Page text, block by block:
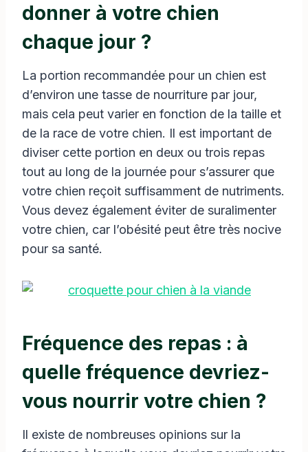
donner à votre chien
chaque jour ?
La portion recommandée pour un chien est
d’environ une tasse de nourriture par jour,
mais cela peut varier en fonction de la taille et
de la race de votre chien. Il est important de
diviser cette portion en deux ou trois repas
tout au long de la journée pour s’assurer que
votre chien reçoit suffisamment de nutriments.
Vous devez également éviter de suralimenter
votre chien, car l’obésité peut être très nocive
pour sa santé.
Fréquence des repas : à
quelle fréquence devriez-
vous nourrir votre chien ?
Il existe de nombreuses opinions sur la